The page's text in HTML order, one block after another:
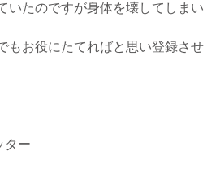
いたのですが身体を壊してしまい
もお役にたてればと思い登録させ
ター